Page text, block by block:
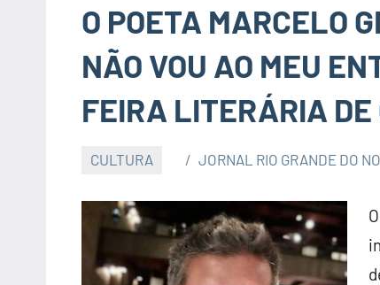
O POETA MARCELO
NÃO VOU AO MEU
FEIRA LITERÁRIA
CULTURA JORNAL RIO GRANDE DO